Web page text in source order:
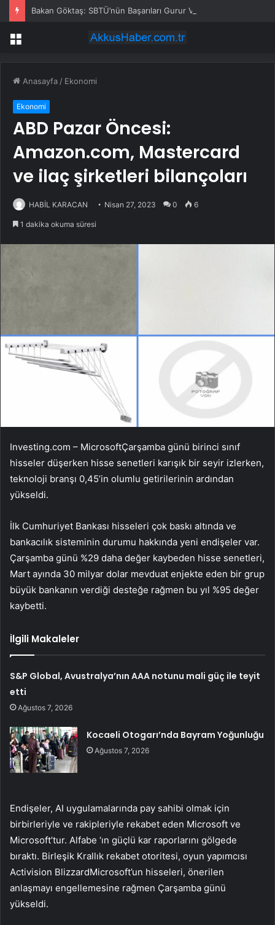
Bakan Göktaş: SBTÜ’nün Başarıları Gurur Verici
Menü
Anasayfa / Ekonomi
Ekonomi
ABD Pazar Öncesi:
Amazon.com, Mastercard
ve ilaç şirketleri bilançoları
HABİL KARACAN Nisan 27, 2023 0 6
1 dakika okuma süresi
Investing.com – MicrosoftÇarşamba günü birinci sınıf
hisseler düşerken hisse senetleri karışık bir seyir izlerken,
teknoloji branşı 0,45’in olumlu getirilerinin ardından
yükseldi.
İlk Cumhuriyet Bankası hisseleri çok baskı altında ve
bankacılık sisteminin durumu hakkında yeni endişeler var.
Çarşamba günü %29 daha değer kaybeden hisse senetleri,
Mart ayında 30 milyar dolar mevduat enjekte eden bir grup
büyük bankanın verdiği desteğe rağmen bu yıl %95 değer
kaybetti.
İlgili Makaleler
S&P Global, Avustralya’nın AAA notunu mali güç ile teyit
etti
Ağustos 7, 2026
Kocaeli Otogarı’nda Bayram Yoğunluğu
Ağustos 7, 2026
Endişeler, AI uygulamalarında pay sahibi olmak için
birbirleriyle ve rakipleriyle rekabet eden Microsoft ve
Microsoft’tur. Alfabe ‘ın güçlü kar raporlarını gölgede
bıraktı. Birleşik Krallık rekabet otoritesi, oyun yapımcısı
Activision BlizzardMicrosoft’un hisseleri, önerilen
anlaşmayı engellemesine rağmen Çarşamba günü
yükseldi.